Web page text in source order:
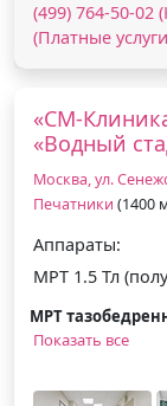
(499) 764-50-02
(Платные
«СМ-
«Водный
Москва, ул.
Печатники (1400
Аппараты:
МРТ 1.5 Тл
МРТ
Показать все